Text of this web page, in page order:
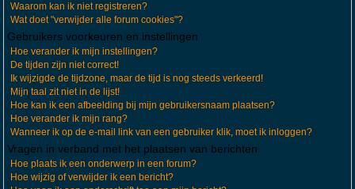
Waarom kan ik niet registreren?
Wat doet "verwijder alle forum cookies"?
Gebruikers voorkeuren en instellingen
Hoe verander ik mijn instellingen?
De tijden zijn niet correct!
Ik wijzigde de tijdzone, maar de tijd is nog steeds verkeerd!
Mijn taal zit niet in de lijst!
Hoe kan ik een afbeelding bij mijn gebruikersnaam plaatsen?
Hoe verander ik mijn rang?
Wanneer ik op de e-mail link van een gebruiker klik, moet ik inloggen?
Vragen in verband met het plaatsen van berichten
Hoe plaats ik een onderwerp in een forum?
Hoe wijzig of verwijder ik een bericht?